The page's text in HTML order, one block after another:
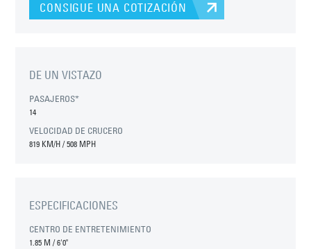
CONSIGUE UNA COTIZACIÓN
DE UN VISTAZO
PASAJEROS*
14
VELOCIDAD DE CRUCERO
819 KM/H / 508 MPH
ESPECIFICACIONES
CENTRO DE ENTRETENIMIENTO
1.85 M/6'0"